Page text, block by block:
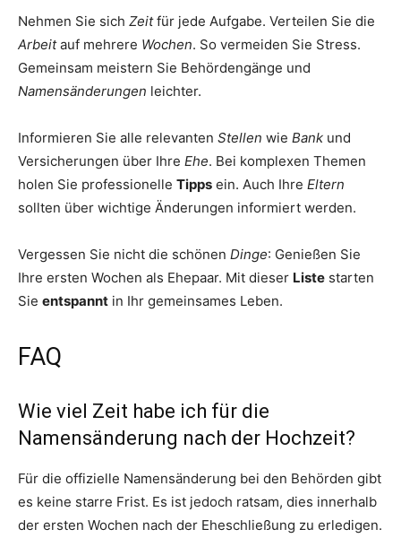
Nehmen Sie sich Zeitfür jede Aufgabe. Verteilen Sie die
Arbeitauf mehrere Wochen. So vermeiden Sie Stress.
Gemeinsam meistern Sie Behördengänge und
Namensänderungen leichter.
Informieren Sie alle relevanten Stellen wie Bank und
Versicherungen über Ihre Ehe. Bei komplexen Themen
holen Sie professionelle Tipps ein. Auch Ihre Eltern
sollten über wichtige Änderungen informiert werden.
Vergessen Sie nicht die schönen Dinge: Genießen Sie
Ihre ersten Wochen als Ehepaar. Mit dieser Liste starten
Sie entspannt in Ihr gemeinsames Leben.
FAQ
Wie viel Zeit habe ich für die
Namensänderung nach der Hochzeit?
Für die offizielle Namensänderung bei den Behörden gibt
es keine starre Frist. Es ist jedoch ratsam, dies innerhalb
der ersten Wochen nach der Eheschließung zu erledigen.